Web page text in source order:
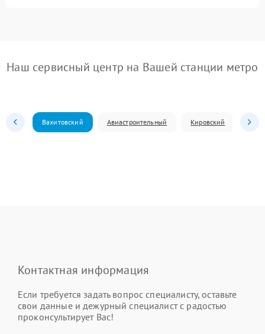
Наш сервисный центр на Вашей станции метро
Вахитовский Авиастроительный Кировский
Контактная информация
Если требуется задать вопрос специалисту, оставьте
свои данные и дежурный специалист с радостью
проконсультирует Вас!